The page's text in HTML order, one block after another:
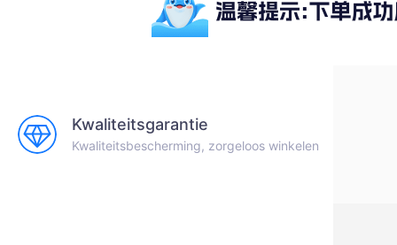
Kwaliteitsgarantie
Kwaliteitsbescherming, zorgeloos winkelen